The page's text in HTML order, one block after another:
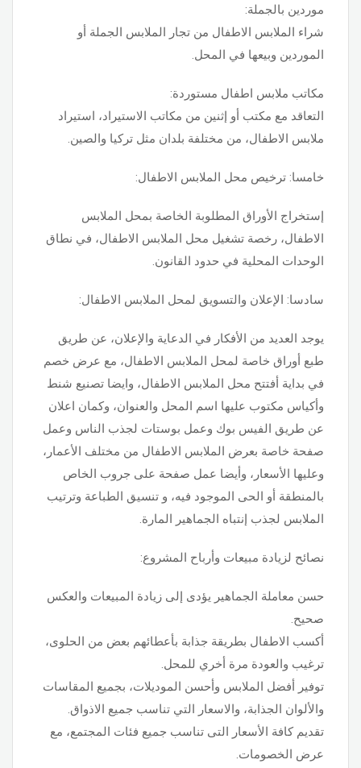
موردين بالجملة:
شراء الملابس الاطفال من تجار الملابس الجملة أو
الموردين وبيعها في المحل.
مكاتب ملابس اطفال مستوردة:
التعاقد مع مكتب أو إثنين من مكاتب الاستيراد، استيراد
ملابس الاطفال، من مختلفة بلدان مثل تركيا والصين.
خامسا: ترخيص محل الملابس الاطفال:
إستخراج الأوراق المطلوبة الخاصة بمحل الملابس
الاطفال، رخصة تشغيل محل الملابس الاطفال، في نطاق
الوحدات المحلية في حدود القانون.
سادسا: الإعلان والتسويق لمحل الملابس الاطفال:
يوجد العديد من الأفكار في الدعاية والإعلان، عن طريق
طبع أوراق خاصة لمحل الملابس الاطفال، مع عرض خصم
في بداية أفتتح محل الملابس الاطفال، وايضا تصنيع شنط
وأكياس مكتوب عليها اسم المحل والعنوان، وكمان اعلان
عن طريق الفيس بوك وعمل بوستات لجذب الناس وعمل
صفحة خاصة بعرض الملابس الاطفال من مختلف الأعمار،
وعليها الأسعار، وأيضا عمل صفحة على جروب الخاص
بالمنطقة أو الحى الموجود فيه، و تنسيق الطباعة وترتيب
الملابس لجذب إنتباه الجماهير المارة.
نصائح لزيادة مبيعات وأرباح المشروع:
حسن معاملة الجماهير يؤدى إلى زيادة المبيعات والعكس
صحيح.
أكسب الاطفال بطريقة جذابة بأعطائهم بعض من الحلوى،
ترغيب والعودة مرة أخري للمحل.
توفير أفضل الملابس وأحسن الموديلات، بجميع المقاسات
والألوان الجذابة، والاسعار التي تناسب جميع الاذواق.
تقديم كافة الأسعار التى تناسب جميع فئات المجتمع، مع
عرض الخصومات.